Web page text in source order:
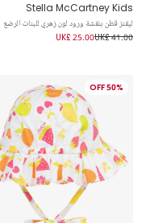
Stella McCartney Kids
ليقنز قطن بنقشة ورود لون زهري للبنات الرضع
UK£ 41.00
UK£ 25.00
50% OFF